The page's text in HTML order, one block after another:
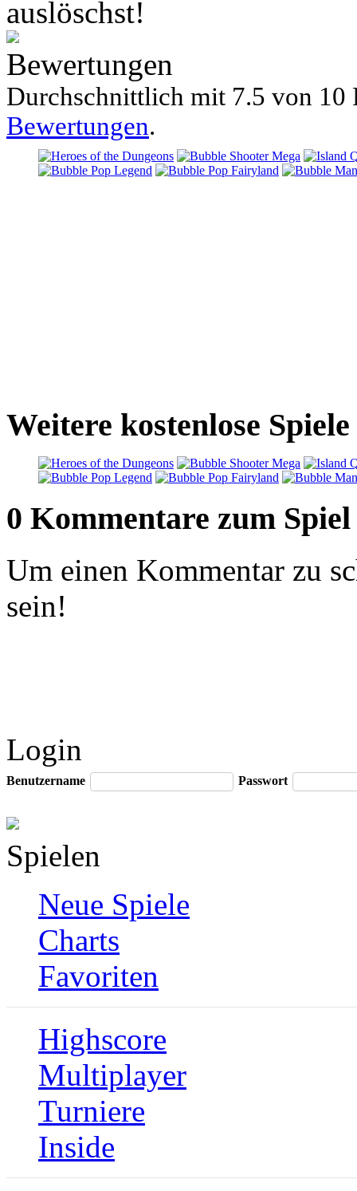
auslöschst!
Bewertungen
Durchschnittlich mit 7.5 von 10
Bewertungen.
Weitere kostenlose
0 Kommentare zum Spiel
Um einen Kommentar zu
sein!
Login
Benutzername Passwort
Spielen
Neue Spiele
Charts
Favoriten
Highscore
Multiplayer
Turniere
Inside